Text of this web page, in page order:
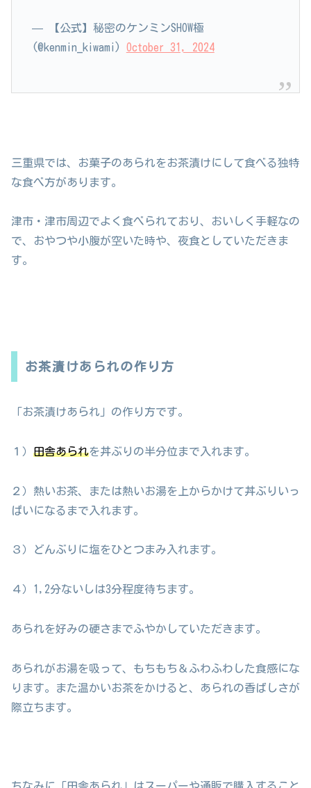
— 【公式】秘密のケンミンSHOW極
(@kenmin_kiwami) October 31, 2024
三重県では、お菓子のあられをお茶漬けにして食べる独特
な食べ方があります。
津市・津市周辺でよく食べられており、おいしく手軽なの
で、おやつや小腹が空いた時や、夜食としていただきま
す。
お茶漬けあられの作り方
「お茶漬けあられ」の作り方です。
１） 田舎あられを丼ぶりの半分位まで入れます。
２）熱いお茶、または熱いお湯を上からかけて丼ぶりいっ
ぱいになるまで入れます。
３）どんぶりに塩をひとつまみ入れます。
４）1,2分ないしは3分程度待ちます。
あられを好みの硬さまでふやかしていただきます。
あられがお湯を吸って、もちもち＆ふわふわした食感にな
ります。また温かいお茶をかけると、あられの香ばしさが
際立ちます。